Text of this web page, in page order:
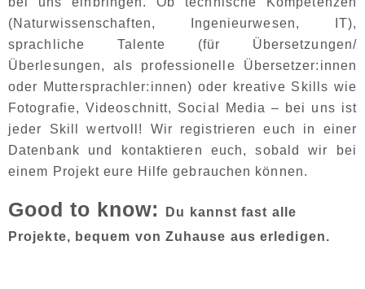
(Naturwissenschaften, Ingenieurwesen, IT),
sprachliche Talente (für Übersetzungen/
Überlesungen, als professionelle Übersetzer:innen
oder Muttersprachler:innen) oder kreative Skills wie
Fotografie, Videoschnitt, Social Media – bei uns ist
jeder Skill wertvoll! Wir registrieren euch in einer
Datenbank und kontaktieren euch, sobald wir bei
einem Projekt eure Hilfe gebrauchen können.
Good to know:
Du kannst fast alle
Projekte, bequem von Zuhause aus erledigen.